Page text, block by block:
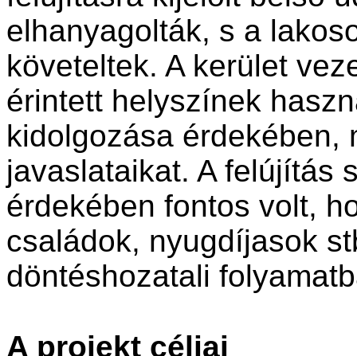
elhanyagolták, s a
követeltek. A kerület
érintett helyszínek
kidolgozása érdekében,
javaslataikat. A felújítás
érdekében fontos volt,
családok, nyugdíjasok
döntéshozatali
A projekt céljai